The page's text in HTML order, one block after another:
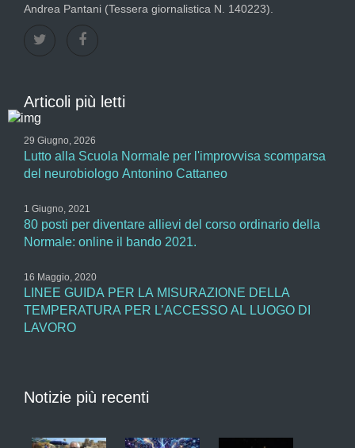
Andrea Pantani (Tessera giornalistica N. 140223).
Articoli più letti
29 Giugno, 2026
Lutto alla Scuola Normale per l'improvvisa scomparsa
del neurobiologo Antonino Cattaneo
1 Giugno, 2021
80 posti per diventare allievi del corso ordinario della
Normale: online il bando 2021.
16 Maggio, 2020
LINEE GUIDA PER LA MISURAZIONE DELLA
TEMPERATURA PER L’ACCESSO AL LUOGO DI
LAVORO
Notizie più recenti